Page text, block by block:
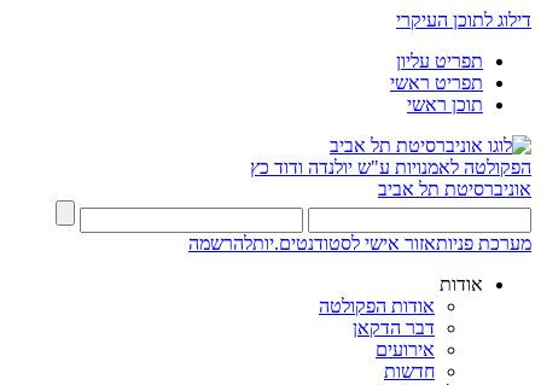
דילוג לתוכן העיקרי
תפריט עליון
תפריט ראשי
תוכן ראשי
הפקולטה לאמנויות ע"ש יולנדה ודוד כץ
אוניברסיטת תל אביב
מערכת פניותאזור אישי לסטודנטים.יותלהרשמה
אודות
אודות הפקולטה
דבר הדקאן
אירועים
חדשות